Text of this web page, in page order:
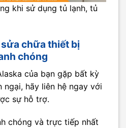
khi sử dụng tủ lạnh, tủ
chữa thiết bị
chóng
của bạn gặp bất kỳ
ngại, hãy liên hệ ngay với
sự hỗ trợ.
chóng và trực tiếp nhất